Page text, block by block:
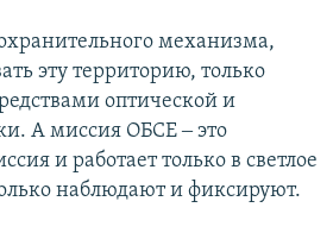
механизма,
эту территорию, только
оптической и
А миссия ОБСЕ ‒ это
и работает только в светлое
наблюдают и фиксируют.